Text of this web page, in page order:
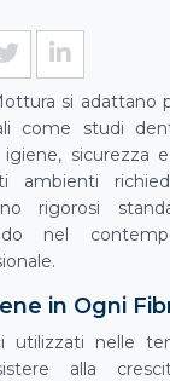
si adattano
come studi
sicurezza
ambienti
rigorosi
nel
in Ogni
utilizzati nelle
alla